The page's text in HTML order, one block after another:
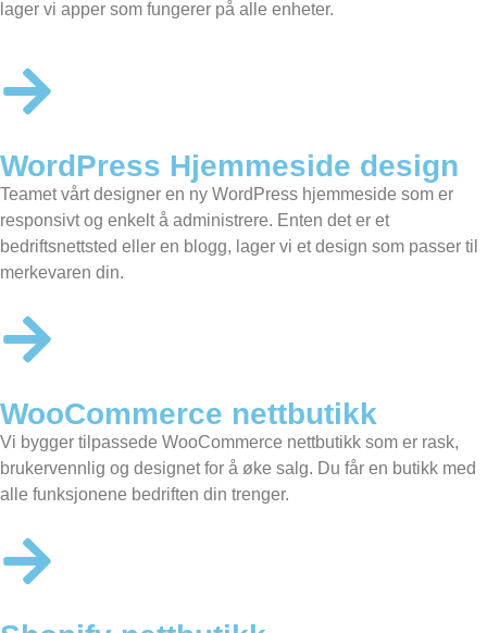
lager vi apper som fungerer på alle enheter.
WordPress Hjemmeside design
Teamet vårt designer en ny WordPress hjemmeside som er
responsivt og enkelt å administrere. Enten det er et
bedriftsnettsted eller en blogg, lager vi et design som passer til
merkevaren din.
WooCommerce nettbutikk
Vi bygger tilpassede WooCommerce nettbutikk som er rask,
brukervennlig og designet for å øke salg. Du får en butikk med
alle funksjonene bedriften din trenger.